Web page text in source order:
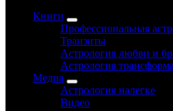
Книги
Профессиональная
Транзиты
Астрология любви и
Астрология
Медиа
Астрология налегке
Видео